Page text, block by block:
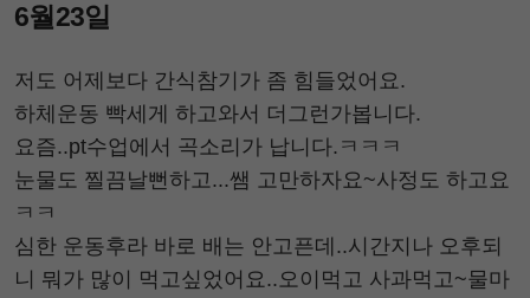
6월23일
저도 어제보다 간식참기가 좀 힘들었어요.
하체운동 빡세게 하고와서 더그런가봅니다.
요즘..pt수업에서 곡소리가 납니다.ㅋㅋㅋ
눈물도 찔끔날뻔하고...쌤 고만하자요~사정도 하고요
ㅋㅋ
심한 운동후라 바로 배는 안고픈데..시간지나 오후되
니 뭐가 많이 먹고싶었어요..오이먹고 사과먹고~물마